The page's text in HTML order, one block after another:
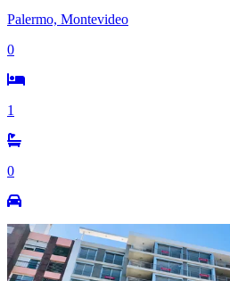
Palermo, Montevideo
0
1
0